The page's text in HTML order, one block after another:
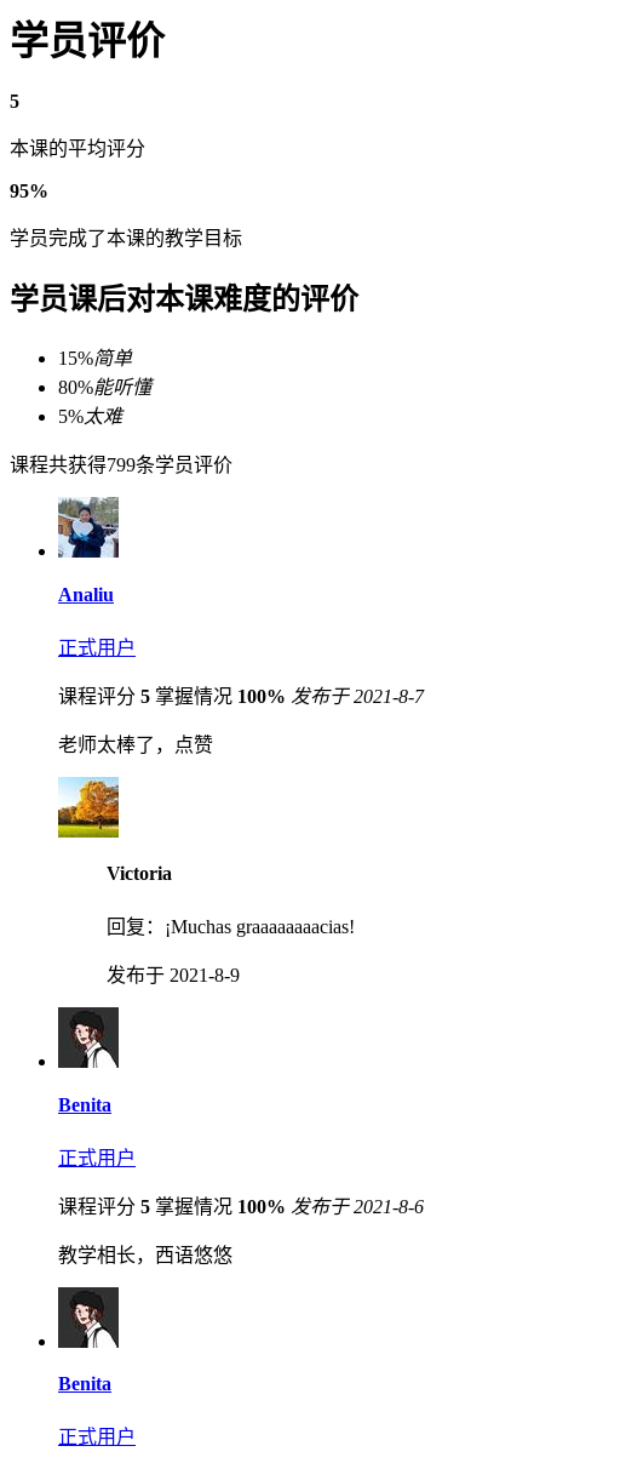
学员评价
5
本课的平均评分
95%
学员完成了本课的教学目标
学员课后对本课难度的评价
15%简单
80%能听懂
5%太难
课程共获得799条学员评价
Analiu
正式用户
课程评分 5 掌握情况 100% 发布于 2021-8-7
老师太棒了，点赞
Victoria
回复： ¡Muchas graaaaaaaacias!
发布于 2021-8-9
Benita
正式用户
课程评分 5 掌握情况 100% 发布于 2021-8-6
教学相长，西语悠悠
Benita
正式用户